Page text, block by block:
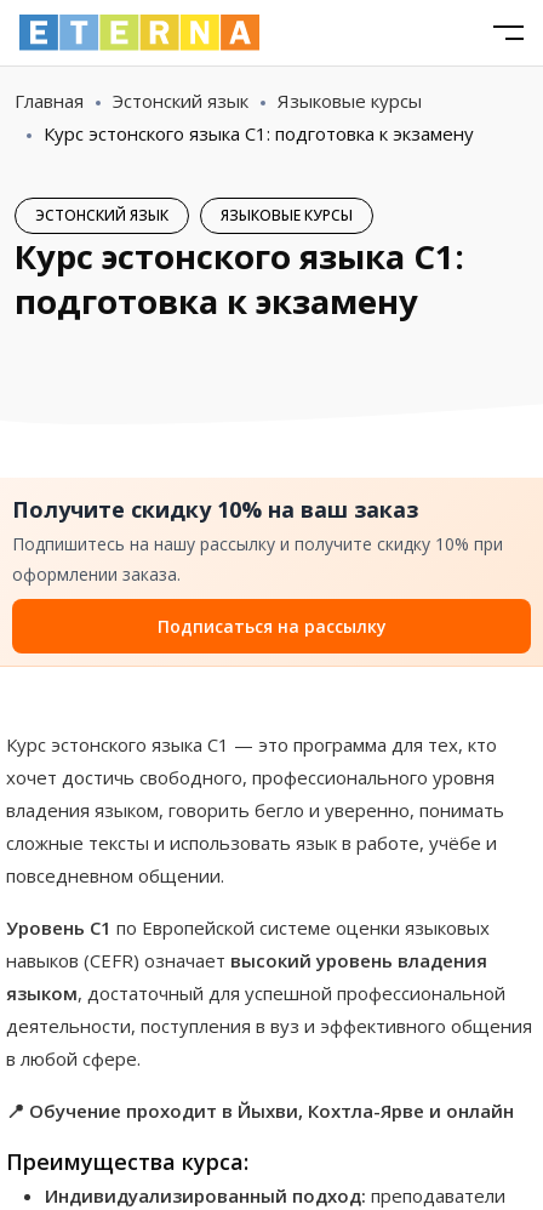
Главная Эстонский язык
Языковые курсы
Курс эстонского языка С1: подготовка к экзамену
ЭСТОНСКИЙ ЯЗЫК ЯЗЫКОВЫЕ КУРСЫ
Курс эстонского языка С1:
подготовка к экзамену
Получите скидку 10% на ваш заказ
Подпишитесь на нашу рассылку и получите скидку 10% при
оформлении заказа.
Подписаться на рассылку
Курс эстонского языка C1 — это программа для тех, кто
хочет достичь свободного, профессионального уровня
владения языком, говорить бегло и уверенно, понимать
сложные тексты и использовать язык в работе, учёбе и
повседневном общении.
Уровень C1 по Европейской системе оценки языковых
навыков (CEFR) означает высокий уровень владения
языком, достаточный для успешной профессиональной
деятельности, поступления в вуз и эффективного общения
в любой сфере.
📍 Обучение проходит в Йыхви, Кохтла-Ярве и онлайн
Преимущества курса:
Индивидуализированный подход: преподаватели